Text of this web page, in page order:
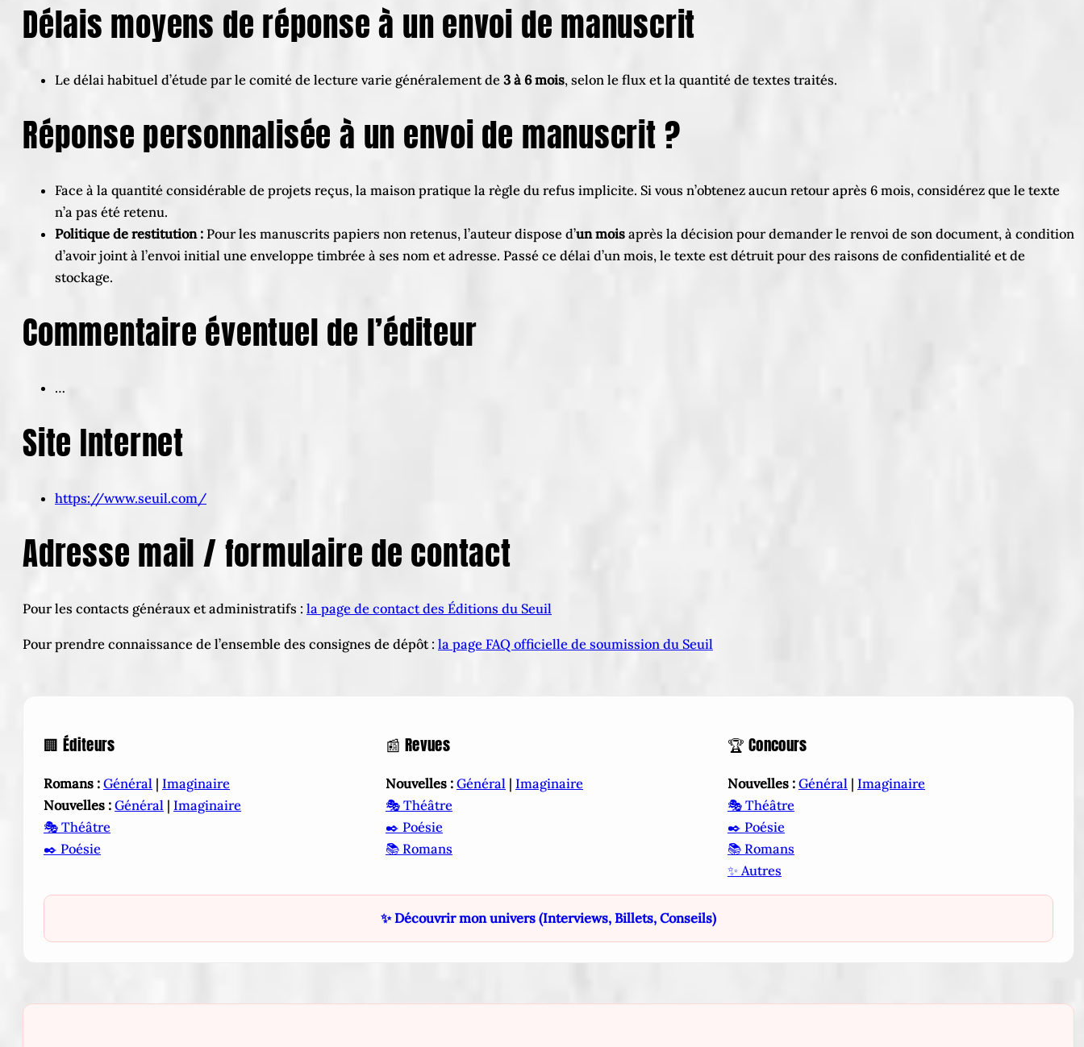
Délais moyens de réponse à un envoi de manuscrit
Le délai habituel d’étude par le comité de lecture varie généralement de 3 à 6 mois, selon le flux et la quantité de textes traités.
Réponse personnalisée à un envoi de manuscrit ?
Face à la quantité considérable de projets reçus, la maison pratique la règle du refus implicite. Si vous n’obtenez aucun retour après 6 mois, considérez que le texte
n’a pas été retenu.
Politique de restitution : Pour les manuscrits papiers non retenus, l’auteur dispose d’un mois après la décision pour demander le renvoi de son document, à condition
d’avoir joint à l’envoi initial une enveloppe timbrée à ses nom et adresse. Passé ce délai d’un mois, le texte est détruit pour des raisons de confidentialité et de
stockage.
Commentaire éventuel de l’éditeur
…
Site Internet
https://www.seuil.com/
Adresse mail / formulaire de contact
Pour les contacts généraux et administratifs : la page de contact des Éditions du Seuil
Pour prendre connaissance de l’ensemble des consignes de dépôt : la page FAQ officielle de soumission du Seuil
🏢 Éditeurs
Romans : Général | Imaginaire
Nouvelles : Général | Imaginaire
🎭 Théâtre
✒️ Poésie
📰 Revues
Nouvelles : Général | Imaginaire
🎭 Théâtre
✒️ Poésie
📚 Romans
🏆 Concours
Nouvelles : Général | Imaginaire
🎭 Théâtre
✒️ Poésie
📚 Romans
✨ Autres
✨ Découvrir mon univers (Interviews, Billets, Conseils)